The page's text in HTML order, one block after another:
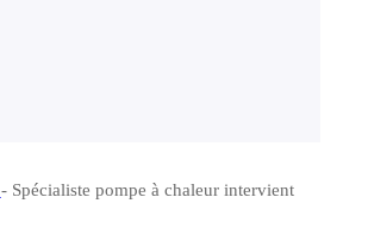
- Spécialiste pompe à chaleur intervient